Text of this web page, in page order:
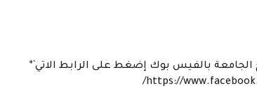
الجامعة بالفيس بوك إضغط على الرابط الاتي`*
https://